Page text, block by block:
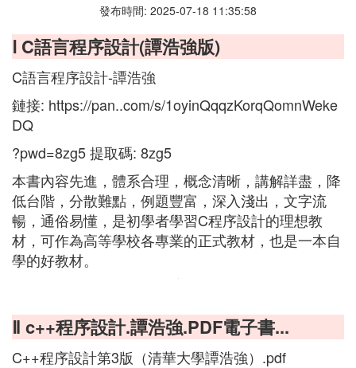
發布時間: 2025-07-18 11:35:58
Ⅰ C語言程序設計(譚浩強版)
C語言程序設計-譚浩強
鏈接: https://pan..com/s/1oyinQqqzKorqQomnWeke
DQ
?pwd=8zg5 提取碼: 8zg5
本書內容先進，體系合理，概念清晰，講解詳盡，降
低台階，分散難點，例題豐富，深入淺出，文字流
暢，通俗易懂，是初學者學習C程序設計的理想教
材，可作為高等學校各專業的正式教材，也是一本自
學的好教材。
Ⅱ c++程序設計.譚浩強.PDF電子書...
C++程序設計第3版（清華大學譚浩強）.pdf